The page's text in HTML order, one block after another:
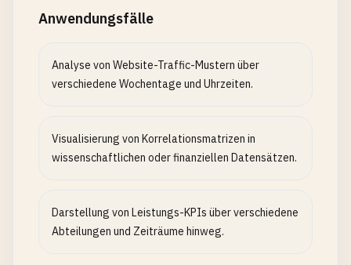
Anwendungsfälle
Analyse von Website-Traffic-Mustern über
verschiedene Wochentage und Uhrzeiten.
Visualisierung von Korrelationsmatrizen in
wissenschaftlichen oder finanziellen Datensätzen.
Darstellung von Leistungs-KPIs über verschiedene
Abteilungen und Zeiträume hinweg.